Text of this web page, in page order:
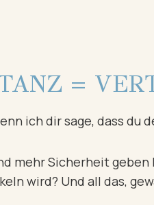
=
ich dir sage, dass
mehr Sicherheit
wird? Und all das,